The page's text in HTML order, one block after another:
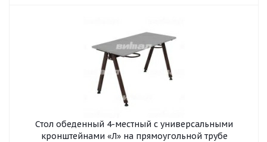
Стол обеденный 4-местный с универсальными
кронштейнами «Л» на прямоугольной трубе